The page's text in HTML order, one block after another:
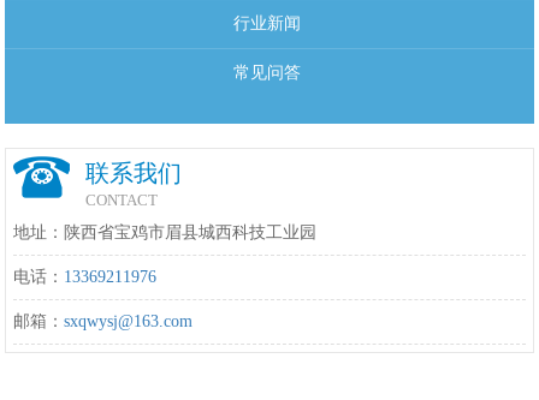
行业新闻
常见问答
联系我们
CONTACT
地址：陕西省宝鸡市眉县城西科技工业园
电话： 13369211976
邮箱：sxqwysj@163.com